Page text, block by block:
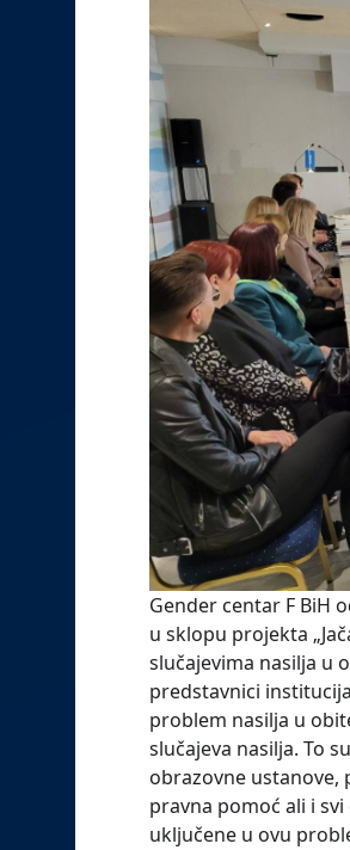
Gender centar F BiH
u sklopu projekta
slučajevima nasilja u
predstavnici
problem nasilja u
slučajeva nasilja. To
obrazovne ustanove,
pravna pomoć ali i
uključene u ovu